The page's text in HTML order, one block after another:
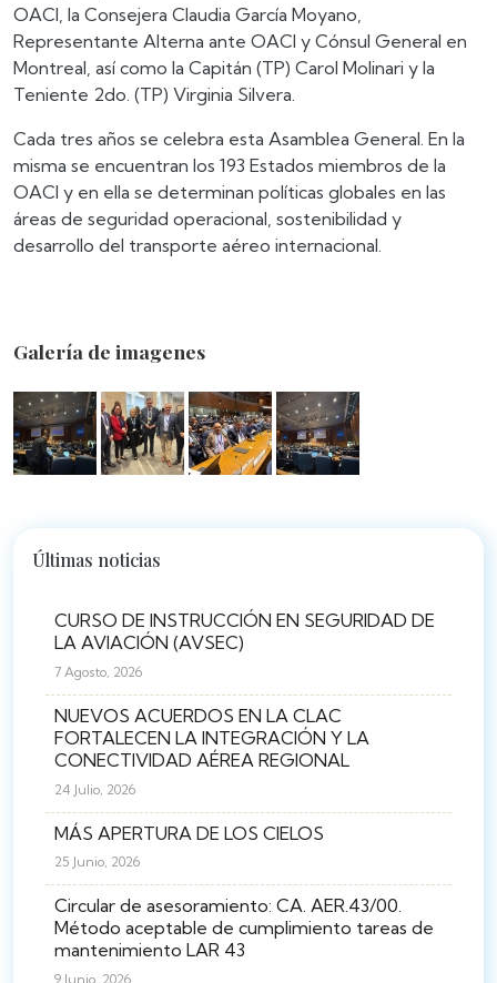
OACI, la Consejera Claudia García Moyano,
Representante Alterna ante OACI y Cónsul General en
Montreal, así como la Capitán (TP) Carol Molinari y la
Teniente 2do. (TP) Virginia Silvera.
Cada tres años se celebra esta Asamblea General. En la
misma se encuentran los 193 Estados miembros de la
OACI y en ella se determinan políticas globales en las
áreas de seguridad operacional, sostenibilidad y
desarrollo del transporte aéreo internacional.
Galería de imagenes
Últimas noticias
CURSO DE INSTRUCCIÓN EN SEGURIDAD DE
LA AVIACIÓN (AVSEC)
7 Agosto, 2026
NUEVOS ACUERDOS EN LA CLAC
FORTALECEN LA INTEGRACIÓN Y LA
CONECTIVIDAD AÉREA REGIONAL
24 Julio, 2026
MÁS APERTURA DE LOS CIELOS
25 Junio, 2026
Circular de asesoramiento: CA. AER.43/00.
Método aceptable de cumplimiento tareas de
mantenimiento LAR 43
9 Junio, 2026